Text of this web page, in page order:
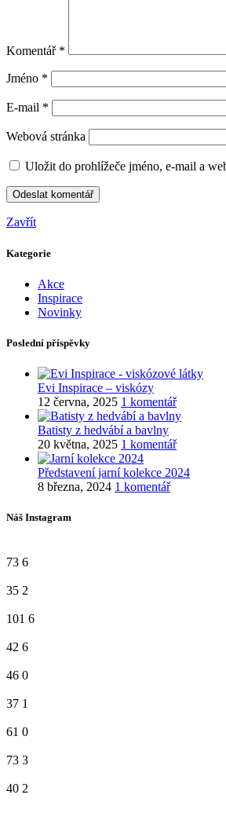
Komentář *
Jméno *
E-mail *
Webová stránka
Uložit do prohlížeče jméno, e-mail a
Zavřít
Kategorie
Akce
Inspirace
Novinky
Poslední příspěvky
Evi Inspirace – viskózy
12 června, 2025 1 komentář
Batisty z hedvábí a bavlny
20 května, 2025 1 komentář
Představení jarní kolekce 2024
8 března, 2024 1 komentář
Náš Instagram
73 6
35 2
101 6
42 6
46 0
37 1
61 0
73 3
40 2